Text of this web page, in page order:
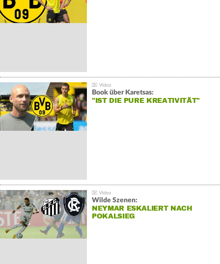
Book über Karetsas:
"IST DIE PURE KREATIVITÄT"
Wilde Szenen:
NEYMAR ESKALIERT NACH
POKALSIEG